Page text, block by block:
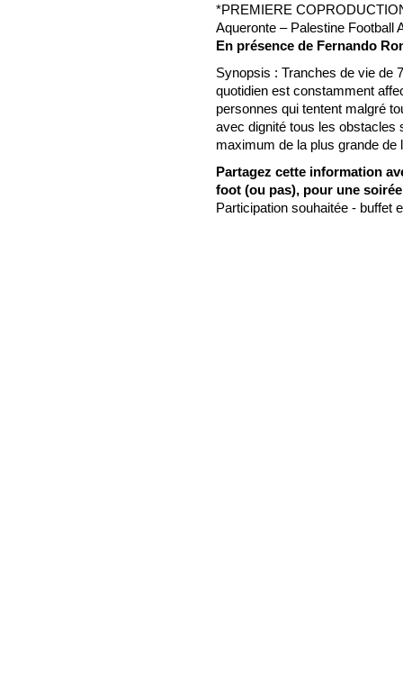
*PREMIERE
Aqueronte – Palestine Football
En présence de Fernando
Synopsis : Tranches de vie de
quotidien est constamment
personnes qui tentent malgré
avec dignité tous les obstacles
maximum de la plus grande
Partagez cette information
foot (ou pas), pour une
Participation souhaitée - buffet